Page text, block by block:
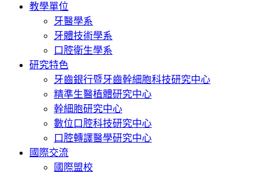
教學單位
牙醫學系
牙體技術學系
口腔衛生學系
研究特色
牙齒銀行暨牙齒幹細胞科技研究中心
精準生醫植體研究中心
幹細胞研究中心
數位口腔科技研究中心
口腔轉譯醫學研究中心
國際交流
國際盟校